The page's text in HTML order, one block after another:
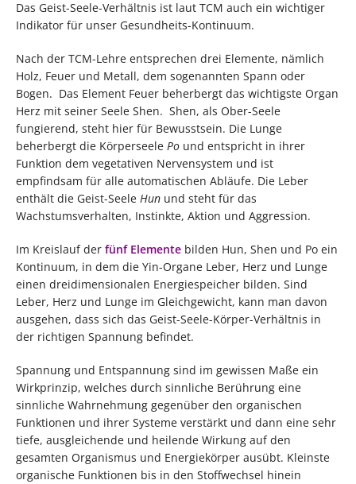
Das Geist-Seele-Verhältnis ist laut TCM auch ein wichtiger
Indikator für unser Gesundheits-Kontinuum.
Nach der TCM-Lehre entsprechen drei Elemente, nämlich
Holz, Feuer und Metall, dem sogenannten Spann oder
Bogen. Das Element Feuer beherbergt das wichtigste Organ
Herz mit seiner Seele Shen. Shen, als Ober-Seele
fungierend, steht hier für Bewusstsein. Die Lunge
beherbergt die Körperseele Po und entspricht in ihrer
Funktion dem vegetativen Nervensystem und ist
empfindsam für alle automatischen Abläufe. Die Leber
enthält die Geist-Seele Hun und steht für das
Wachstumsverhalten, Instinkte, Aktion und Aggression.
Im Kreislauf der fünf Elemente bilden Hun, Shen und Po ein
Kontinuum, in dem die Yin-Organe Leber, Herz und Lunge
einen dreidimensionalen Energiespeicher bilden. Sind
Leber, Herz und Lunge im Gleichgewicht, kann man davon
ausgehen, dass sich das Geist-Seele-Körper-Verhältnis in
der richtigen Spannung befindet.
Spannung und Entspannung sind im gewissen Maße ein
Wirkprinzip, welches durch sinnliche Berührung eine
sinnliche Wahrnehmung gegenüber den organischen
Funktionen und ihrer Systeme verstärkt und dann eine sehr
tiefe, ausgleichende und heilende Wirkung auf den
gesamten Organismus und Energiekörper ausübt. Kleinste
organische Funktionen bis in den Stoffwechsel hinein